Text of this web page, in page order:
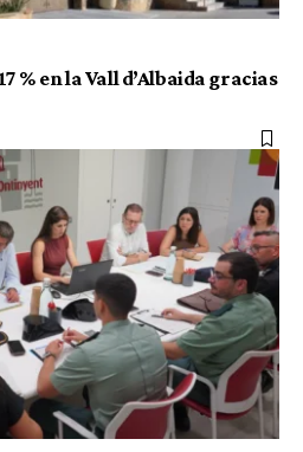
% en la Vall d’Albaida gracias